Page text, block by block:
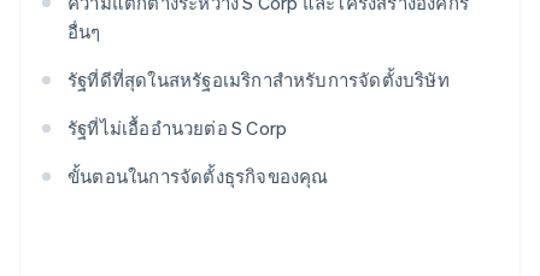
อื่นๆ
รัฐที่ดีที่สุดในสหรัฐอเมริกาสำหรับการจัดตั้งบริษัท
รัฐที่ไม่เอื้ออำนวยต่อ S Corp
ขั้นตอนในการจัดตั้งธุรกิจของคุณ